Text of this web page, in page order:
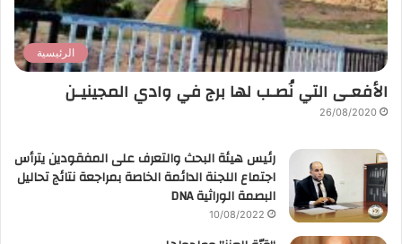
الرئيسية
الأفعـى التي نُصـب لها برج في وادي المجينيـن
26/08/2020
رئيس هيئة البحث والتعرف على المفقودين يترأس
اجتماع اللجنة الدائمة الخاصة بمراجعة نتائج تحاليل
البصمة الوراثية DNA
10/08/2022